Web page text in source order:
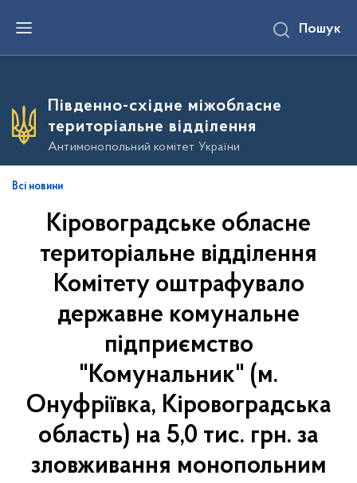
е
о
о
в
Пошук
Південно-східне міжобласне
територіальне відділення
Антимонопольний комітет України
Всі новини
Кіровоградське обласне
територіальне відділення
Комітету оштрафувало
державне комунальне
підприємство
"Комунальник" (м.
Онуфріївка, Кіровоградська
область) на 5,0 тис. грн. за
зловживання монопольним